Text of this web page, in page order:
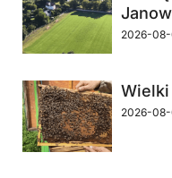
2026-
Wielki
2026-